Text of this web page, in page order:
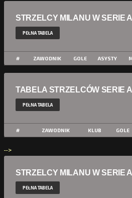
STRZELCY MILANU W SERIE A
PEŁNA TABELA
# ZAWODNIK GOLE ASYSTY
TABELA STRZELCÓW SERIE A
PEŁNA TABELA
# ZAWODNIK KLUB GOLE
-->
STRZELCY MILANU W SERIE A
PEŁNA TABELA